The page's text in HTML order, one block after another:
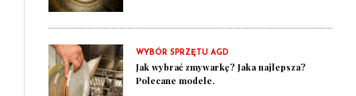
WYBÓR SPRZĘTU AGD
Jak wybrać zmywarkę? Jaka najlepsza?
Polecane modele.